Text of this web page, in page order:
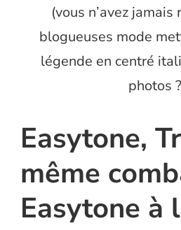
(vous n’avez
blogueuses mode
légende en centré
photos
Easytone,
même
Easytone à